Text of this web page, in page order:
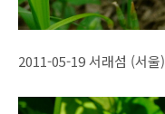
2011-05-19 서래섬 (서울)